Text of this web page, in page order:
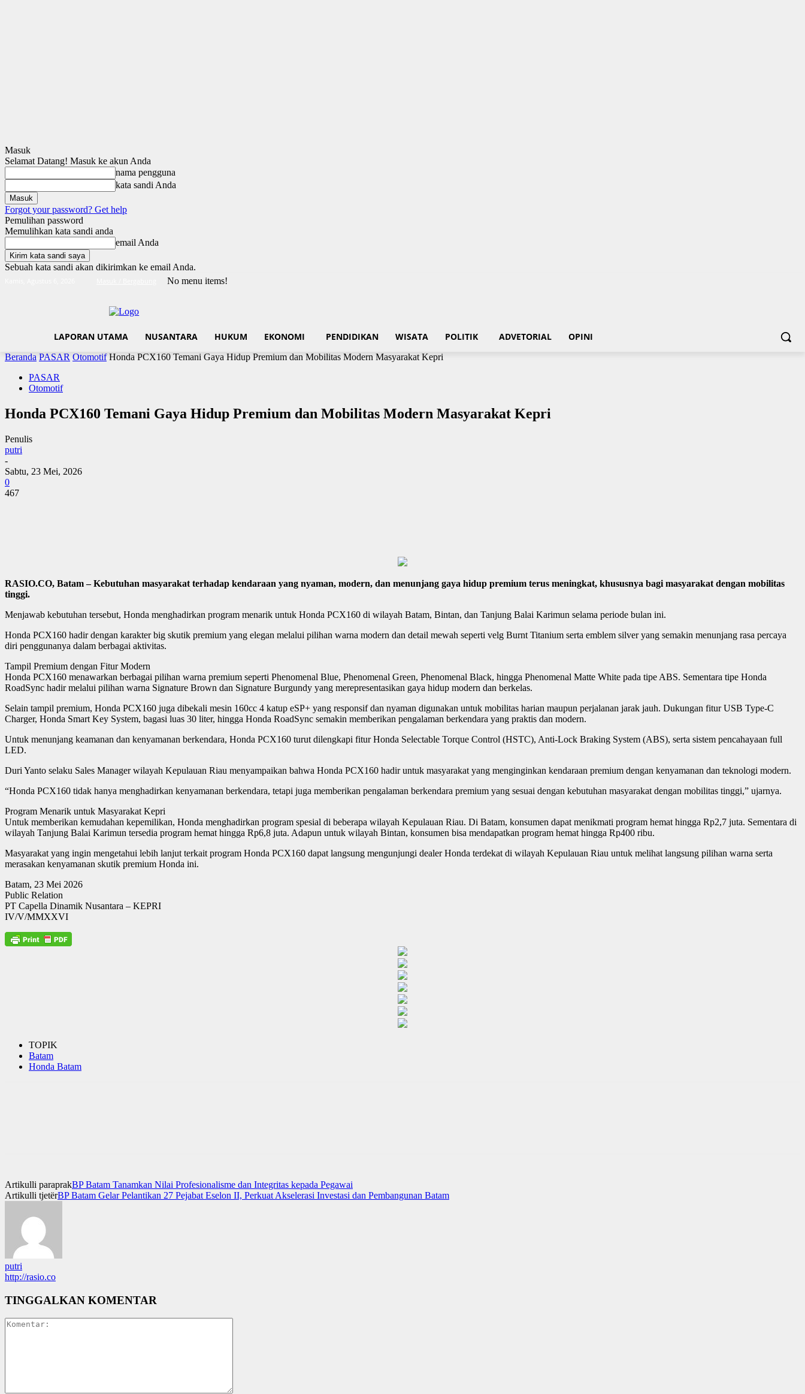
Masuk
Selamat Datang! Masuk ke akun Anda
nama pengguna
kata sandi Anda
Forgot your password? Get help
Pemulihan password
Memulihkan kata sandi anda
email Anda
Sebuah kata sandi akan dikirimkan ke email Anda.
No menu items!
LAPORAN UTAMA NUSANTARA HUKUM EKONOMI PENDIDIKAN WISATA POLITIK ADVETORIAL OPINI
Beranda PASAR Otomotif Honda PCX160 Temani Gaya Hidup Premium dan Mobilitas Modern Masyarakat Kepri
PASAR
Otomotif
Honda PCX160 Temani Gaya Hidup Premium dan Mobilitas Modern Masyarakat Kepri
Penulis
putri
-
Sabtu, 23 Mei, 2026
0
467
RASIO.CO, Batam – Kebutuhan masyarakat terhadap kendaraan yang nyaman, modern, dan menunjang gaya hidup premium terus meningkat, khususnya bagi masyarakat dengan mobilitas
tinggi.
Menjawab kebutuhan tersebut, Honda menghadirkan program menarik untuk Honda PCX160 di wilayah Batam, Bintan, dan Tanjung Balai Karimun selama periode bulan ini.
Honda PCX160 hadir dengan karakter big skutik premium yang elegan melalui pilihan warna modern dan detail mewah seperti velg Burnt Titanium serta emblem silver yang semakin menunjang rasa percaya
diri penggunanya dalam berbagai aktivitas.
Tampil Premium dengan Fitur Modern
Honda PCX160 menawarkan berbagai pilihan warna premium seperti Phenomenal Blue, Phenomenal Green, Phenomenal Black, hingga Phenomenal Matte White pada tipe ABS. Sementara tipe Honda
RoadSync hadir melalui pilihan warna Signature Brown dan Signature Burgundy yang merepresentasikan gaya hidup modern dan berkelas.
Selain tampil premium, Honda PCX160 juga dibekali mesin 160cc 4 katup eSP+ yang responsif dan nyaman digunakan untuk mobilitas harian maupun perjalanan jarak jauh. Dukungan fitur USB Type-C
Charger, Honda Smart Key System, bagasi luas 30 liter, hingga Honda RoadSync semakin memberikan pengalaman berkendara yang praktis dan modern.
Untuk menunjang keamanan dan kenyamanan berkendara, Honda PCX160 turut dilengkapi fitur Honda Selectable Torque Control (HSTC), Anti-Lock Braking System (ABS), serta sistem pencahayaan full
LED.
Duri Yanto selaku Sales Manager wilayah Kepulauan Riau menyampaikan bahwa Honda PCX160 hadir untuk masyarakat yang menginginkan kendaraan premium dengan kenyamanan dan teknologi modern.
“Honda PCX160 tidak hanya menghadirkan kenyamanan berkendara, tetapi juga memberikan pengalaman berkendara premium yang sesuai dengan kebutuhan masyarakat dengan mobilitas tinggi,” ujarnya.
Program Menarik untuk Masyarakat Kepri
Untuk memberikan kemudahan kepemilikan, Honda menghadirkan program spesial di beberapa wilayah Kepulauan Riau. Di Batam, konsumen dapat menikmati program hemat hingga Rp2,7 juta. Sementara di
wilayah Tanjung Balai Karimun tersedia program hemat hingga Rp6,8 juta. Adapun untuk wilayah Bintan, konsumen bisa mendapatkan program hemat hingga Rp400 ribu.
Masyarakat yang ingin mengetahui lebih lanjut terkait program Honda PCX160 dapat langsung mengunjungi dealer Honda terdekat di wilayah Kepulauan Riau untuk melihat langsung pilihan warna serta
merasakan kenyamanan skutik premium Honda ini.
Batam, 23 Mei 2026
Public Relation
PT Capella Dinamik Nusantara – KEPRI
IV/V/MMXXVI
TOPIK
Batam
Honda Batam
Artikulli paraprakBP Batam Tanamkan Nilai Profesionalisme dan Integritas kepada Pegawai
Artikulli tjetërBP Batam Gelar Pelantikan 27 Pejabat Eselon II, Perkuat Akselerasi Investasi dan Pembangunan Batam
putri
http://rasio.co
TINGGALKAN KOMENTAR